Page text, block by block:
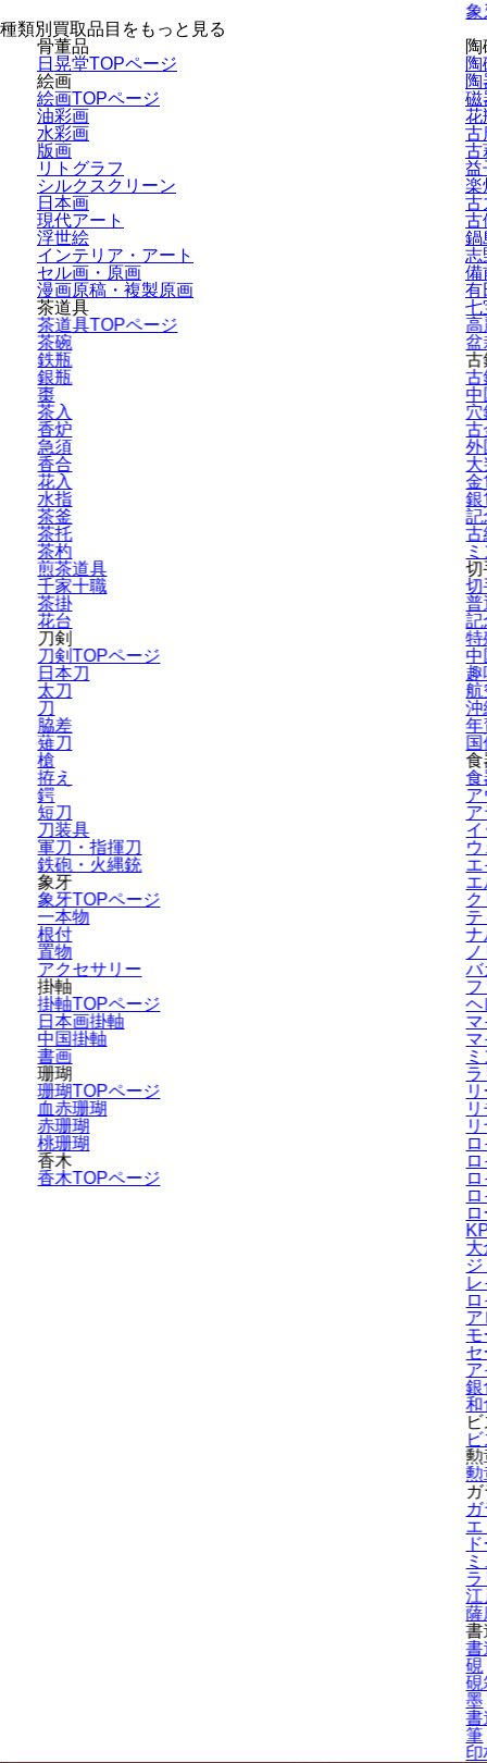
象
種類別買取品目をもっと見る
骨董品
日晃堂TOPページ
絵画
絵画TOPページ
油彩画
水彩画
版画
リトグラフ
シルクスクリーン
日本画
現代アート
浮世絵
インテリア・ アート
セル画・原画
漫画原稿・複製原画
茶道具
茶道具TOPページ
茶碗
鉄瓶
銀瓶
棗
茶入
香炉
急須
香合
花入
水指
茶釜
茶托
茶杓
煎茶道具
千家十職
茶掛
花台
刀剣
刀剣TOPページ
日本刀
太刀
刀
脇差
薙刀
槍
拵え
鍔
短刀
刀装具
軍刀・指揮刀
鉄砲・火縄銃
象牙
象牙TOPページ
一本物
根付
置物
アクセサリー
掛軸
掛軸TOPページ
日本画掛軸
中国掛軸
書画
珊瑚
珊瑚TOPページ
血赤珊瑚
赤珊瑚
桃珊瑚
香木
香木TOPページ
磁
花
古
古
益
楽
古
古
鍋
志
備
有
七
高
盆
古
古
中
穴
古
外
大
金
銀
記
古
切
切
普
記
特
中
趣
航
沖
年
食
食
ア
ア
イ
エ
エ
テ
ナ
バ
フ
ヘ
マ
マ
大
ア
モ
セ
ア
銀
和
勲
勲
エ
江
薩
書
書
硯
硯
墨
書
筆
印